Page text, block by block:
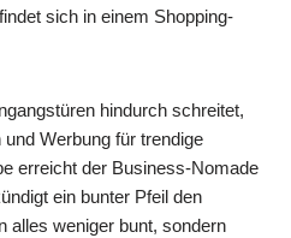
sich in einem Shopping-
hindurch schreitet,
Werbung für trendige
erreicht der Business-Nomade
ein bunter Pfeil den
alles weniger bunt, sondern